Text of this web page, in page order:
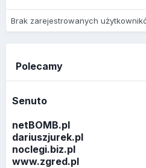
Brak zarejestrowanych
Polecamy
Senuto
netBOMB.pl
dariuszjurek.pl
noclegi.biz.pl
www.zgred.pl